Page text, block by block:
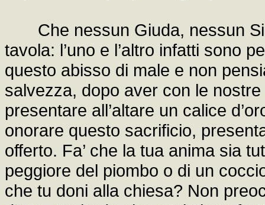
Che nessun Giuda, nessun
tavola: l’uno e l’altro infatti sono
questo abisso di male e non
salvezza, dopo aver con le
presentare all’altare un calice
onorare questo sacrificio,
offerto. Fa’ che la tua anima sia
peggiore del piombo o di un
che tu doni alla chiesa? Non